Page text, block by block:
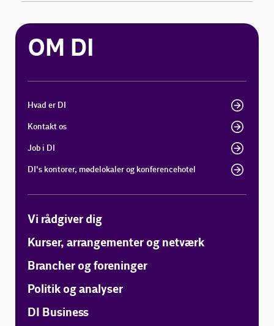
OM DI
Hvad er DI
Kontakt os
Job i DI
DI's kontorer, mødelokaler og konferencehotel
Vi rådgiver dig
Kurser, arrangementer og netværk
Brancher og foreninger
Politik og analyser
DI Business